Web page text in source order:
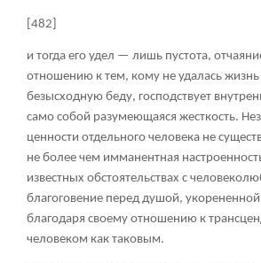
[482]
и тогда его удел — лишь пустота,
отношению к тем, кому не удалась
безысходную беду, господствует
само собой разумеющаяся жесткость.
ценности отдельного человека не
не более чем имманентная
известных обстоятельствах с
благоговение перед душой, укорененной
благодаря своему отношению к
человеком как таковым.